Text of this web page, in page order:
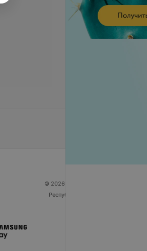
© 2026 ООО «Артокс Лаб», УНП
Республика Беларусь, г. Минск,